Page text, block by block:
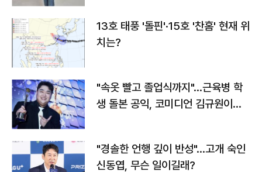
13호 태풍 '돌핀'·15호 '찬홈' 현재 위
치는?
"속옷 빨고 졸업식까지"…근육병 학
생 돌본 공익, 코미디언 김규원이었
"경솔한 언행 깊이 반성"…고개 숙인
신동엽, 무슨 일이길래?